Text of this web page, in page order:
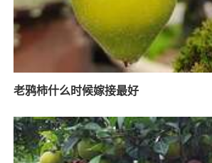
老鸦柿什么时候嫁接最好